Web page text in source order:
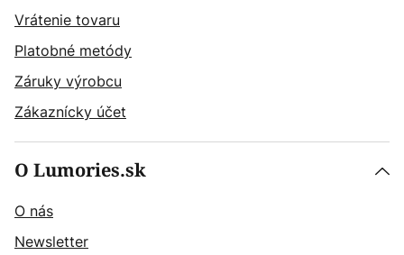
Vrátenie tovaru
Platobné metódy
Záruky výrobcu
Zákaznícky účet
O Lumories.sk
O nás
Newsletter